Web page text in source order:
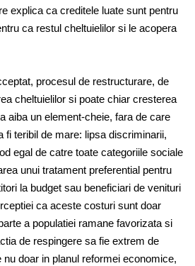
explica ca creditele luate sunt pentru
ca restul cheltuielilor si le acopera
procesul de restructurare, de
cheltuielilor si poate chiar cresterea
aiba un element-cheie, fara de care
fi teribil de mare: lipsa discriminarii,
egal de catre toate categoriile sociale
unui tratament preferential pentru
la budget sau beneficiari de venituri
ca aceste costuri sunt doar
a populatiei ramane favorizata si
de respingere sa fie extrem de
doar in planul reformei economice,